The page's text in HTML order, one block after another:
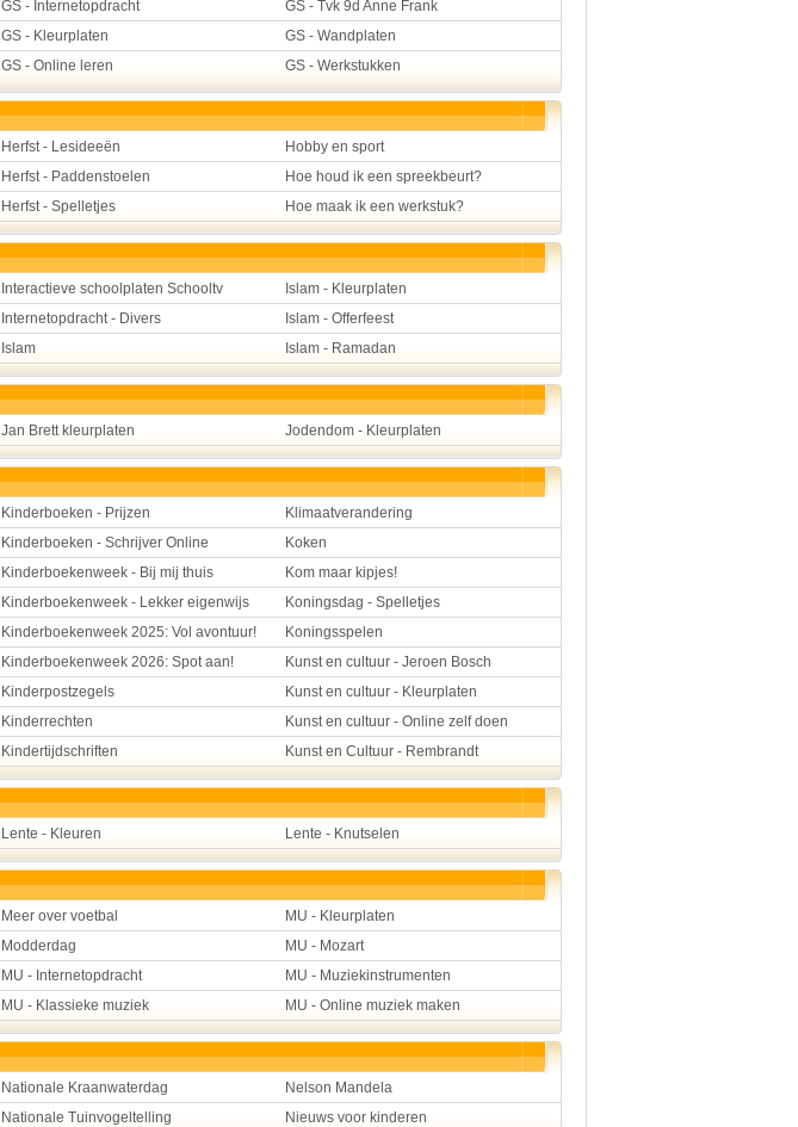
GS - Internetopdracht
GS - Tvk 9d Anne Frank
GS - Kleurplaten
GS - Wandplaten
GS - Online leren GS - Werkstukken
Herfst - Lesideeën
Hobby en sport
Herfst - Paddenstoelen
Hoe houd ik een spreekbeurt?
Herfst - Spelletjes Hoe maak ik een werkstuk?
Interactieve schoolplaten Schooltv
Islam - Kleurplaten
Internetopdracht - Divers
Islam - Offerfeest
Islam Islam - Ramadan
Jan Brett kleurplaten Jodendom - Kleurplaten
Kinderboeken - Prijzen
Klimaatverandering
Kinderboeken - Schrijver Online
Koken
Kinderboekenweek - Bij mij thuis
Kom maar kipjes!
Kinderboekenweek - Lekker eigenwijs
Koningsdag - Spelletjes
Kinderboekenweek 2025: Vol avontuur!
Koningsspelen
Kinderboekenweek 2026: Spot aan!
Kunst en cultuur - Jeroen Bosch
Kinderpostzegels
Kunst en cultuur - Kleurplaten
Kinderrechten
Kunst en cultuur - Online zelf doen
Kindertijdschriften Kunst en Cultuur - Rembrandt
Lente - Kleuren Lente - Knutselen
Meer over voetbal
MU - Kleurplaten
Modderdag
MU - Mozart
MU - Internetopdracht
MU - Muziekinstrumenten
MU - Klassieke muziek MU - Online muziek maken
Nationale Kraanwaterdag
Nelson Mandela
Nationale Tuinvogeltelling Nieuws voor kinderen